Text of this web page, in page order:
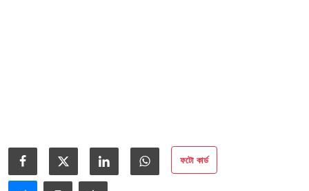
চাকরি
ফটো কার্ড